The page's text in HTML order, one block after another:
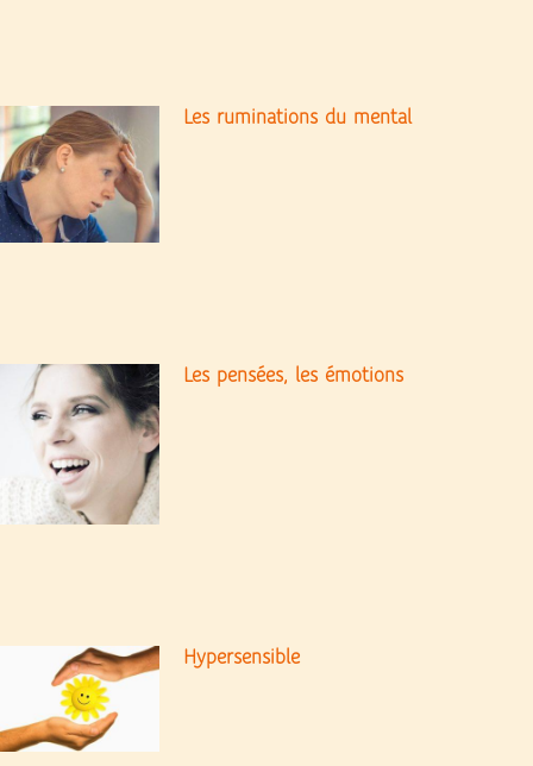
Les ruminations du mental
Les pensées, les émotions
Hypersensible